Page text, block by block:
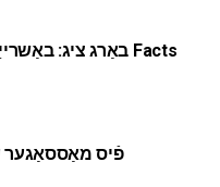
באַרג ציג: באַשרייַבונג, וווין, טשיקאַווע Facts
פֿיס מאַססאַגער